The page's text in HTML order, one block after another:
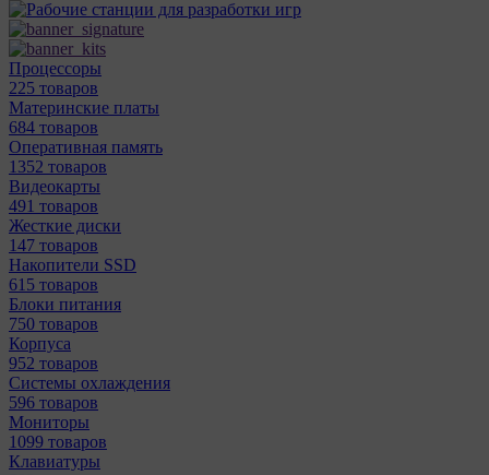
Процессоры
225 товаров
Материнcкие платы
684 товаров
Оперативная память
1352 товаров
Видеокарты
491 товаров
Жесткие диски
147 товаров
Накопители SSD
615 товаров
Блоки питания
750 товаров
Корпуса
952 товаров
Системы охлаждения
596 товаров
Мониторы
1099 товаров
Клавиатуры